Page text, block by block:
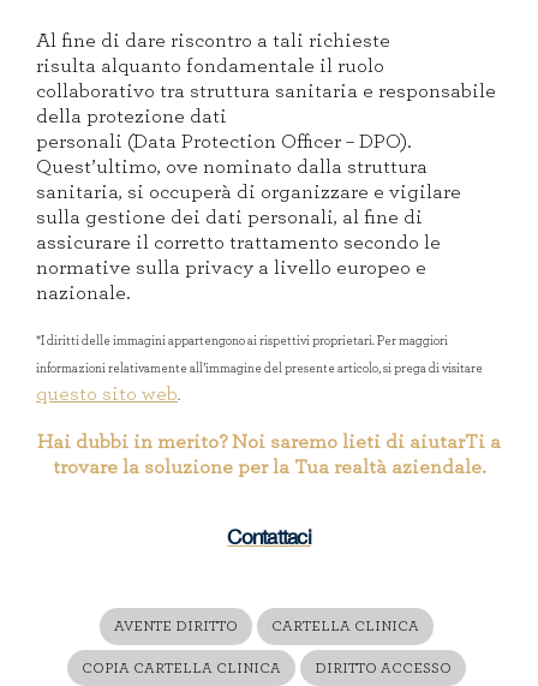
Al fine di dare riscontro a tali richieste
risulta alquanto fondamentale il ruolo
collaborativo tra struttura sanitaria e responsabile
della protezione dati
personali (Data Protection Officer – DPO).
Quest’ultimo, ove nominato dalla struttura
sanitaria, si occuperà di organizzare e vigilare
sulla gestione dei dati personali, al fine di
assicurare il corretto trattamento secondo le
normative sulla privacy a livello europeo e
nazionale.
*I diritti delle immagini appartengono ai rispettivi proprietari. Per maggiori
informazioni relativamente all’immagine del presente articolo, si prega di visitare
questo sito web.
Hai dubbi in merito? Noi saremo lieti di aiutarTi a
trovare la soluzione per la Tua realtà aziendale.
Contattaci
AVENTE DIRITTO CARTELLA CLINICA
COPIA CARTELLA CLINICA DIRITTO ACCESSO